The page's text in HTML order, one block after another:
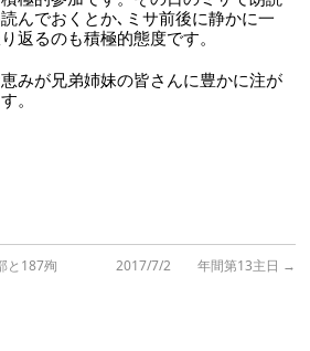
んでおくとか､ミサ前後に静かに一
返るのも積極的態度です。
みが兄弟姉妹の皆さんに豊かに注が
。
と187殉
2017/7/2 年間第13主日 →